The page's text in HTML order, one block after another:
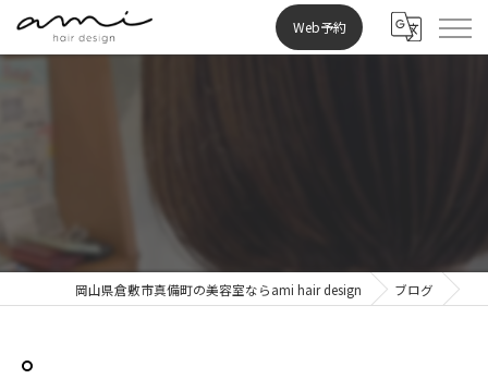
Web予約
岡山県倉敷市真備町の美容室ならami hair design ブログ